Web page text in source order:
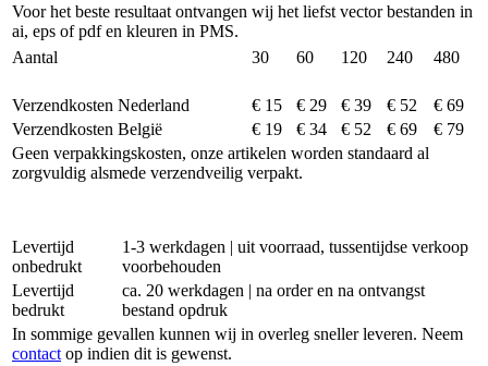
Voor het beste resultaat ontvangen wij het liefst vector bestanden in
ai, eps of pdf en kleuren in PMS.
Aantal
30 60 120 240 480
Verzendkosten Nederland € 15 € 29 € 39 € 52
€ 69
Verzendkosten België
€ 19 € 34 € 52 € 69
€ 79
Geen verpakkingskosten, onze artikelen worden standaard al
zorgvuldig alsmede verzendveilig verpakt.
Levertijd
onbedrukt
1-3 werkdagen | uit voorraad, tussentijdse verkoop
voorbehouden
Levertijd
bedrukt
ca. 20 werkdagen | na order en na ontvangst
bestand opdruk
In sommige gevallen kunnen wij in overleg sneller leveren. Neem
contact op indien dit is gewenst.